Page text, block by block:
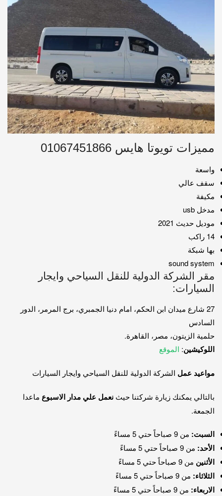
مميزات تويوتا هايس 01067451866
واسعة
سقف عالي
مكيفة
مدخل usb
موديل حديث 2021
14 راكب
بها شبكة
sound system
مقر الشركة الدولية للنقل السياحي وايجار
السيارات:
27 شارع ميدان ابن الحكم، امام دنيا الجمبري، برج المرمر، الدور
السادس
حلمية الزيتون، مصر، القاهرة.
اللوكيشين: الموقع
مواعيد عمل الشركة الدولية للنقل السياحي وايجار السيارات
بالتالي يمكنك زيارة شركتنا حيث نعمل علي مدار الاسبوع ماعدا
الجمعة.
السبت: من 9 صباحاً حتي 5 مساءً
الأحد: من 9 صباحاً حتي 5 مساءً
الأثنين من 9 صباحاً حتي 5 مساءً
الثلاثاء: من 9 صباحاً حتي 5 مساءً
الاربعاء: من 9 صباحاً حتي 5 مساءً